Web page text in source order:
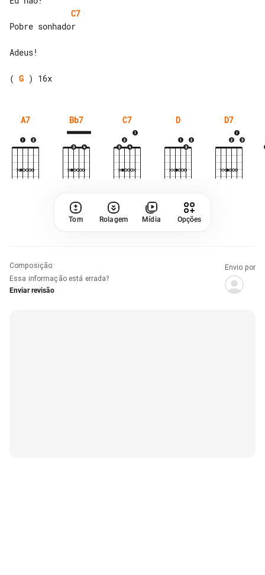
C7
Pobre sonhador
Adeus!
( G
A7 Bb7 C7 D D7
Tom Rolagem Mídia Opções
Composição:
Essa informação está errada?
Enviar revisão
Envio por